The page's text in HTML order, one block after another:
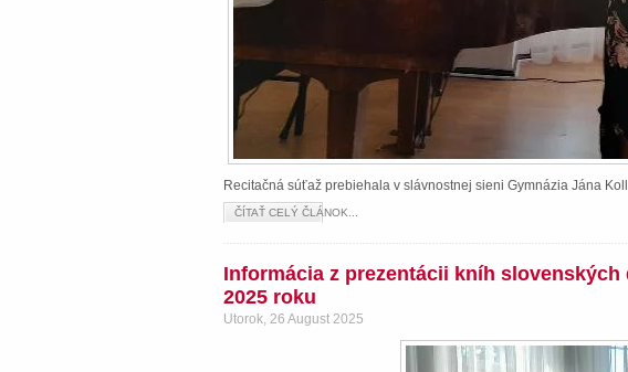
Recitačná súťaž prebiehala v slávnostnej sieni Gymnázia Jána
ČÍTAŤ CELÝ ČLÁNOK...
Informácia z prezentácii kníh
2025 roku
Utorok, 26 August 2025